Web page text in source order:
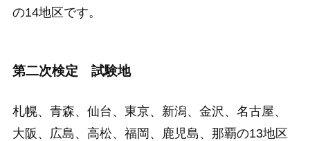
の14地区です。
第二次検定 試験地
札幌、青森、仙台、東京、新潟、金沢、名古屋、
大阪、広島、高松、福岡、鹿児島、那覇の13地区